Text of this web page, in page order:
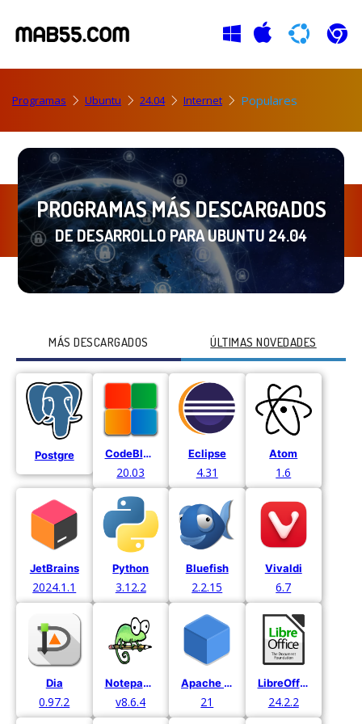
Programas Ubuntu 24.04 Internet Populares
PROGRAMAS MÁS DESCARGADOS
DE DESARROLLO PARA UBUNTU 24.04
MÁS DESCARGADOS ÚLTIMAS NOVEDADES
Postgre CodeBlocks
20.03
Eclipse
4.31
Atom
1.6
JetBrains
2024.1.1
Python
3.12.2
Bluefish
2.2.15
Vivaldi
6.7
Dia
0.97.2
Notepad++
v8.6.4
Apache Netbeans
21
LibreOffice
24.2.2